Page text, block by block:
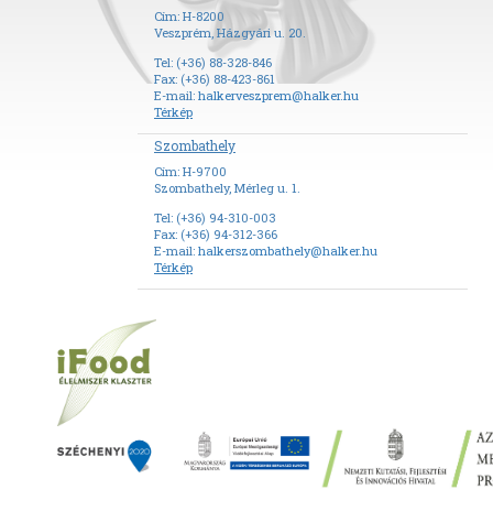
Cím: H-8200
Veszprém, Házgyári u. 20.
Tel: (+36) 88-328-846
Fax: (+36) 88-423-861
E-mail: halkerveszprem@halker.hu
Térkép
Szombathely
Cím: H-9700
Szombathely, Mérleg u. 1.
Tel: (+36) 94-310-003
Fax: (+36) 94-312-366
E-mail: halkerszombathely@halker.hu
Térkép